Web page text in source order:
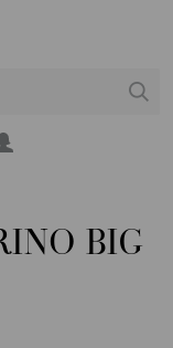
BIG